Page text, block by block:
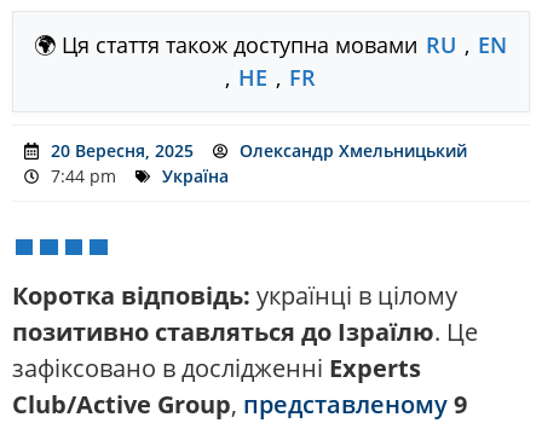
🌍 Ця стаття також доступна мовами RU , EN
, HE , FR
20 Вересня, 2025
Олександр Хмельницький
7:44 pm
Україна
Коротка відповідь: українці в цілому
позитивно ставляться до Ізраїлю. Це
зафіксовано в дослідженні Experts
Club/Active Group, представленому9